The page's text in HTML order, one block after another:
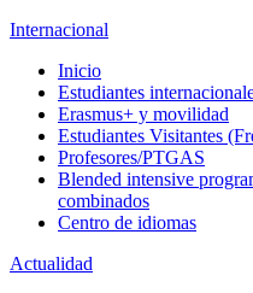
Internacional
Inicio
Estudiantes
Erasmus+ y movilidad
Estudiantes Visitantes
Profesores/PTGAS
Blended intensive
combinados
Centro de idiomas
Actualidad